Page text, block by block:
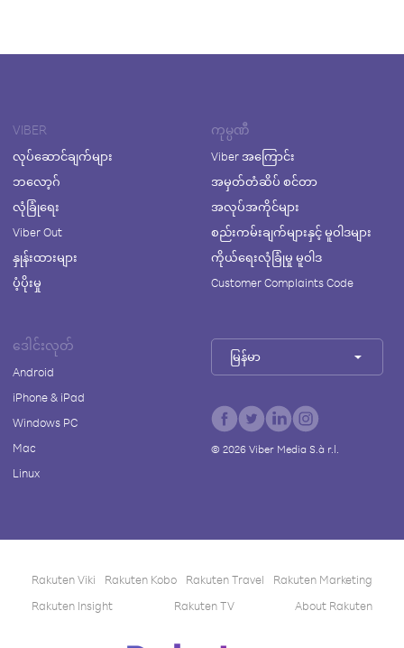
VIBER
လုပ်ဆောင်ချက်များ
ဘလော့ဂ်
လုံခြုံရေး
Viber Out
နှုန်းထားများ
ပံ့ပိုးမှု
ကုမ္ပဏီ
Viber အကြောင်း
အမှတ်တံဆိပ် စင်တာ
အလုပ်အကိုင်များ
စည်းကမ်းချက်များနှင့် မူဝါဒများ
ကိုယ်ရေးလုံခြုံမှု မူဝါဒ
Customer Complaints Code
ဒေါင်းလုတ်
Android
iPhone & iPad
Windows PC
Mac
Linux
မြန်မာ
© 2026Viber Media S.à r.l.
Rakuten Viki Rakuten Kobo Rakuten Travel
Rakuten Marketing
Rakuten Insight
Rakuten TV About Rakuten